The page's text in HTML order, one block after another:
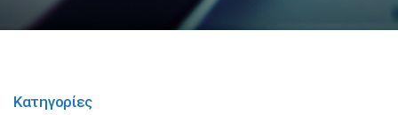
Κατηγορίες